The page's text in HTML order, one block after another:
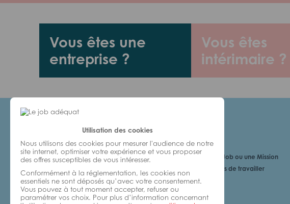
Utilisation des cookies
Nous utilisons des cookies pour mesurer l'audience de notre
site internet, optimiser votre expérience et vous proposer
des offres susceptibles de vous intéresser.
Conformément à la réglementation, les cookies non
essentiels ne sont déposés qu’avec votre consentement.
Vous pouvez à tout moment accepter, refuser ou
paramétrer vos choix. Pour plus d’information concernant
Vous êtes une
entreprise ?
Vous êtes
intérimaire ?
Je cherche un Job ou une Mission
6 bonnes raisons de travailler
avec nous